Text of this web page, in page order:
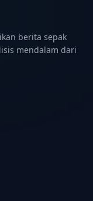
berita sepak
mendalam dari